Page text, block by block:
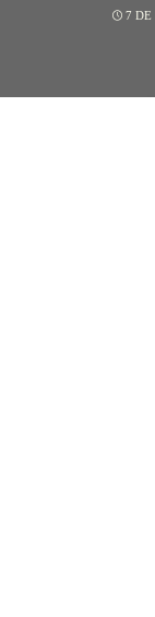
7 DE